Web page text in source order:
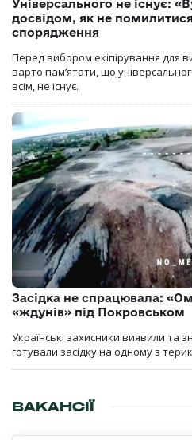
Універсального не існує:
досвідом, як не
спорядження
Перед вибором екіпірування для
варто пам’ятати, що
всім, не існує.
Засідка не спрацювала:
«ждунів» під Покровськом
Українські захисники виявили та
готували засідку на одному з
ВАКАНСІЇ